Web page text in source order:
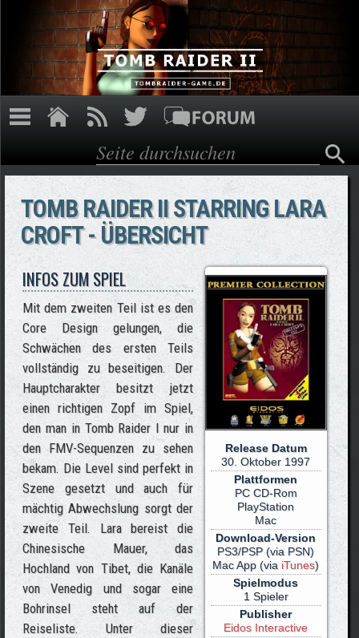
Direkt zum Inhalt
Suchformular
Suche
TOMB RAIDER II STARRING LARA
CROFT - ÜBERSICHT
Release Datum
30. Oktober 1997
Plattformen
PC CD-Rom
PlayStation
Mac
Download-Version
PS3/PSP (via PSN)
Mac App (via iTunes)
Spielmodus
1 Spieler
Publisher
Eidos Interactive
INFOS ZUM SPIEL
Mit dem zweiten Teil ist es den
Core Design gelungen, die
Schwächen des ersten Teils
vollständig zu beseitigen. Der
Hauptcharakter besitzt jetzt
einen richtigen Zopf im Spiel,
den man in Tomb Raider I nur in
den FMV-Sequenzen zu sehen
bekam. Die Level sind perfekt in
Szene gesetzt und auch für
mächtig Abwechslung sorgt der
zweite Teil. Lara bereist die
Chinesische Mauer, das
Hochland von Tibet, die Kanäle
von Venedig und sogar eine
Bohrinsel steht auf der
Reiseliste. Unter dieser